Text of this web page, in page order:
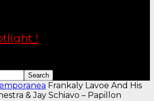
!
Frankaly Lavoe And His
& Jay Schiavo – Papillon